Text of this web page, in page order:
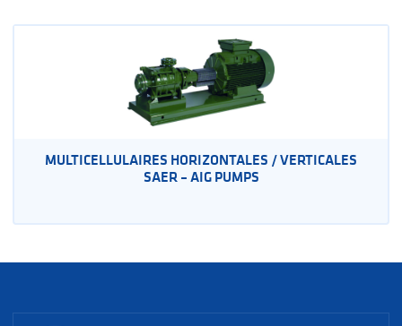
MULTICELLULAIRES HORIZONTALES / VERTICALES
SAER – AIG PUMPS